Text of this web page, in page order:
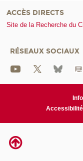
ACCÈS DIRECTS
Site de la Recherche du
RÉSEAUX SOCIAUX